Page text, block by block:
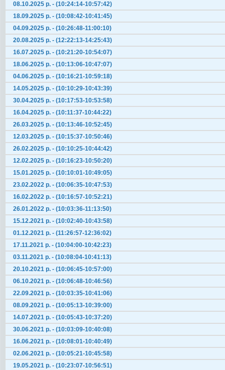
08.10.2025 р. - (10:24:14-10:57:42)
18.09.2025 р. - (10:08:42-10:41:45)
04.09.2025 р. - (10:26:48-11:00:10)
20.08.2025 р. - (12:22:13-14:25:43)
16.07.2025 р. - (10:21:20-10:54:07)
18.06.2025 р. - (10:13:06-10:47:07)
04.06.2025 р. - (10:16:21-10:59:18)
14.05.2025 р. - (10:10:29-10:43:39)
30.04.2025 р. - (10:17:53-10:53:58)
16.04.2025 р. - (10:11:37-10:44:22)
26.03.2025 р. - (10:13:46-10:52:45)
12.03.2025 р. - (10:15:37-10:50:46)
26.02.2025 р. - (10:10:25-10:44:42)
12.02.2025 р. - (10:16:23-10:50:20)
15.01.2025 р. - (10:10:01-10:49:05)
23.02.2022 р. - (10:06:35-10:47:53)
16.02.2022 р. - (10:16:57-10:52:21)
26.01.2022 р. - (10:03:36-11:13:50)
15.12.2021 р. - (10:02:40-10:43:58)
01.12.2021 р. - (11:26:57-12:36:02)
17.11.2021 р. - (10:04:00-10:42:23)
03.11.2021 р. - (10:08:04-10:41:13)
20.10.2021 р. - (10:06:45-10:57:00)
06.10.2021 р. - (10:06:48-10:46:56)
22.09.2021 р. - (10:03:35-10:41:06)
08.09.2021 р. - (10:05:13-10:39:00)
14.07.2021 р. - (10:05:43-10:37:20)
30.06.2021 р. - (10:03:09-10:40:08)
16.06.2021 р. - (10:08:01-10:40:49)
02.06.2021 р. - (10:05:21-10:45:58)
19.05.2021 р. - (10:23:07-10:56:51)